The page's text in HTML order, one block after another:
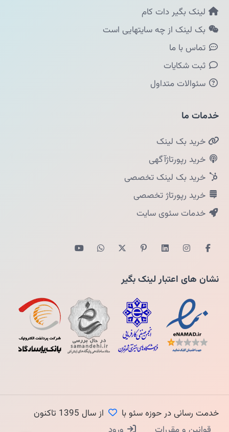
لینک بگیر دات کام
بک لینک از چه سایتهایی است
تماس با ما
ثبت شکایات
سئوالات متداول
خدمات ما
خرید بک لینک
خرید رپورتاژآگهی
خرید بک لینک تخصصی
خرید رپورتاژ تخصصی
خدمات سئوی سایت
نشان های اعتبار لینک بگیر
خدمت رسانی در حوزه سئو با
از سال 1395 تاکنون